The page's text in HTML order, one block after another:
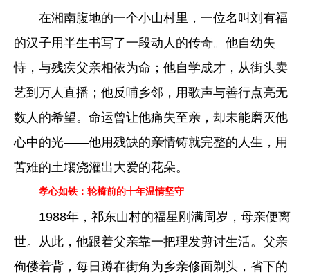
在湘南腹地的一个小山村里，一位名叫刘有福
的汉子用半生书写了一段动人的传奇。他自幼失
恃，与残疾父亲相依为命；他自学成才，从街头卖
艺到万人直播；他反哺乡邻，用歌声与善行点亮无
数人的希望。命运曾让他痛失至亲，却未能磨灭他
心中的光——他用残缺的亲情铸就完整的人生，用
苦难的土壤浇灌出大爱的花朵。
孝心如铁：轮椅前的十年温情坚守
1988年，祁东山村的福星刚满周岁，母亲便离
世。从此，他跟着父亲靠一把理发剪讨生活。父亲
佝偻着背，每日蹲在街角为乡亲修面剃头，省下的